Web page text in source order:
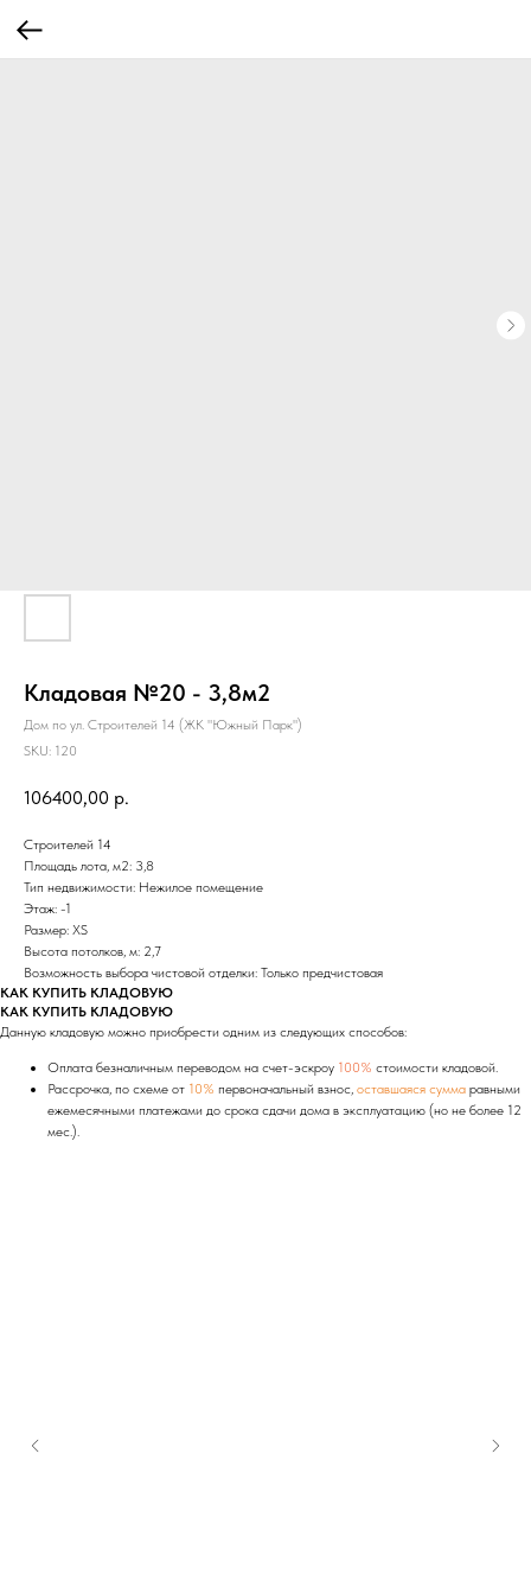
Кладовая №20 - 3,8м2
Дом по ул. Строителей 14 (ЖК "Южный Парк")
SKU: 120
106400,00 р.
Строителей 14
Площадь лота, м2: 3,8
Тип недвижимости: Нежилое помещение
Этаж: -1
Размер: XS
Высота потолков, м: 2,7
Возможность выбора чистовой отделки: Только предчистовая
КАК КУПИТЬ КЛАДОВУЮ
КАК КУПИТЬ КЛАДОВУЮ
Данную кладовую можно приобрести одним из следующих способов:
Оплата безналичным переводом на счет-эскроу 100% стоимости кладовой.
Рассрочка, по схеме от 10% первоначальный взнос, оставшаяся сумма равными
ежемесячными платежами до срока сдачи дома в эксплуатацию (но не более 12
мес.).